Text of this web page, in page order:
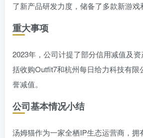
了新产品研发力度，储备了多款新游戏
重大事项
2023年，公司计提了部分信用减值及
括收购Outfit7和杭州每日给力科技有限
誉减值。
公司基本情况小结
汤姆猫作为一家全栖IP生态运营商，拥